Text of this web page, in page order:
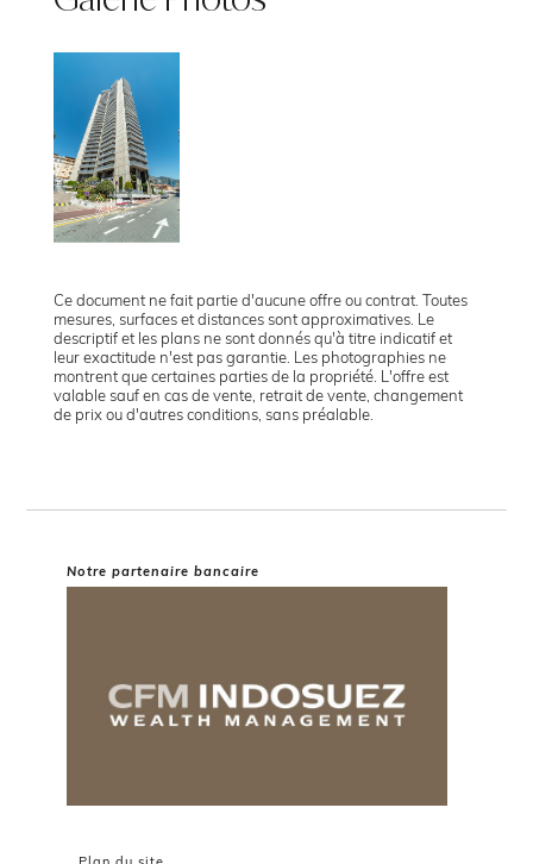
Ce document ne fait partie d'aucune offre ou contrat. Toutes
mesures, surfaces et distances sont approximatives. Le
descriptif et les plans ne sont donnés qu'à titre indicatif et
leur exactitude n'est pas garantie. Les photographies ne
montrent que certaines parties de la propriété. L'offre est
valable sauf en cas de vente, retrait de vente, changement
de prix ou d'autres conditions, sans préalable.
Notre partenaire bancaire